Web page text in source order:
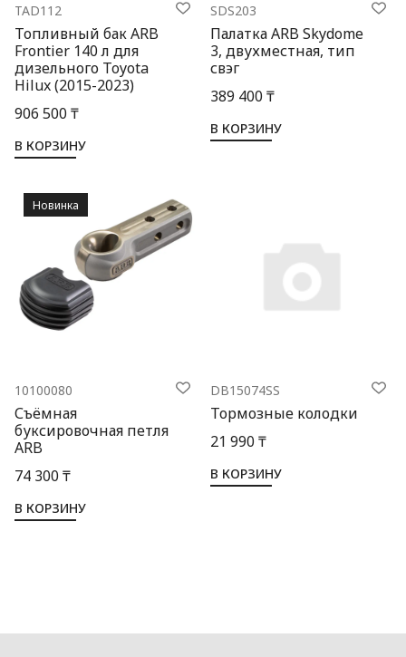
TAD112
Топливный бак ARB
Frontier 140 л для
дизельного Toyota
Hilux (2015-2023)
906 500 ₸
В КОРЗИНУ
SDS203
Палатка ARB Skydome
3, двухместная, тип
свэг
389 400 ₸
В КОРЗИНУ
10100080
Съёмная
буксировочная петля
ARB
74 300 ₸
В КОРЗИНУ
Новинка
DB15074SS
Тормозные колодки
21 990 ₸
В КОРЗИНУ